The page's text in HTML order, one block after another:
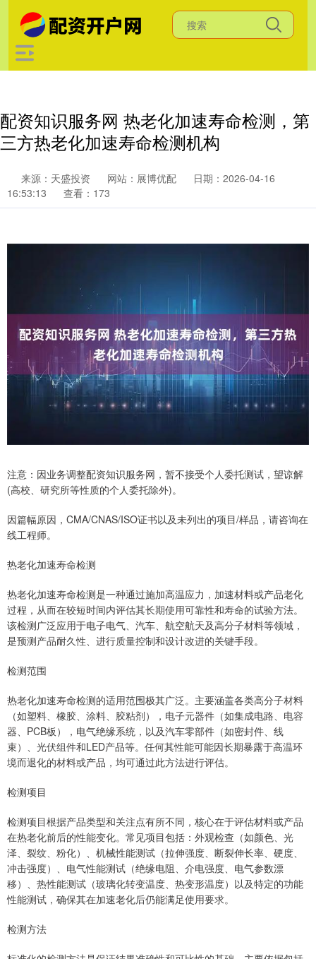
配资知识服务网 热老化加速寿命检测，第
三方热老化加速寿命检测机构
来源：天盛投资 网站：展博优配
日期：2026-04-16
16:53:13
查看：173
注意：因业务调整配资知识服务网，暂不接受个人委托测试，望谅解
(高校、研究所等性质的个人委托除外)。
因篇幅原因，CMA/CNAS/ISO证书以及未列出的项目/样品，请咨询在
线工程师。
热老化加速寿命检测
热老化加速寿命检测是一种通过施加高温应力，加速材料或产品老化
过程，从而在较短时间内评估其长期使用可靠性和寿命的试验方法。
该检测广泛应用于电子电气、汽车、航空航天及高分子材料等领域，
是预测产品耐久性、进行质量控制和设计改进的关键手段。
检测范围
热老化加速寿命检测的适用范围极其广泛。主要涵盖各类高分子材料
（如塑料、橡胶、涂料、胶粘剂），电子元器件（如集成电路、电容
器、PCB板），电气绝缘系统，以及汽车零部件（如密封件、线
束）、光伏组件和LED产品等。任何其性能可能因长期暴露于高温环
境而退化的材料或产品，均可通过此方法进行评估。
检测项目
检测项目根据产品类型和关注点有所不同，核心在于评估材料或产品
在热老化前后的性能变化。常见项目包括：外观检查（如颜色、光
泽、裂纹、粉化）、机械性能测试（拉伸强度、断裂伸长率、硬度、
冲击强度）、电气性能测试（绝缘电阻、介电强度、电气参数漂
移）、热性能测试（玻璃化转变温度、热变形温度）以及特定的功能
性能测试，确保其在加速老化后仍能满足使用要求。
检测方法